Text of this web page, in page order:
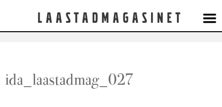
Laastadmagasinet
ida_laastadmag_027